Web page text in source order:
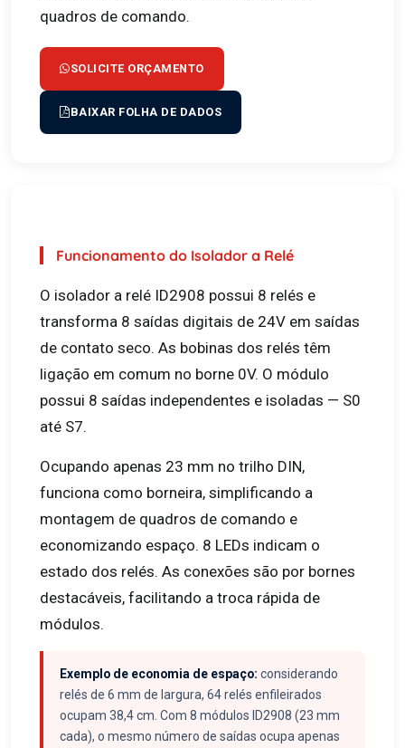
quadros de comando.
SOLICITE ORÇAMENTO
BAIXAR FOLHA DE DADOS
Funcionamento do Isolador a Relé
O isolador a relé ID2908 possui 8 relés e
transforma 8 saídas digitais de 24V em saídas
de contato seco. As bobinas dos relés têm
ligação em comum no borne 0V. O módulo
possui 8 saídas independentes e isoladas — S0
até S7.
Ocupando apenas 23 mm no trilho DIN,
funciona como borneira, simplificando a
montagem de quadros de comando e
economizando espaço. 8 LEDs indicam o
estado dos relés. As conexões são por bornes
destacáveis, facilitando a troca rápida de
módulos.
Exemplo de economia de espaço: considerando
relés de 6 mm de largura, 64 relés enfileirados
ocupam 38,4 cm. Com 8 módulos ID2908 (23 mm
cada), o mesmo número de saídas ocupa apenas